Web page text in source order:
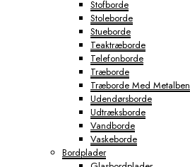
Stofborde
Stoleborde
Stueborde
Teaktræborde
Telefonborde
Træborde
Træborde Med Metalben
Udendørsborde
Udtræksborde
Vandborde
Vaskeborde
Bordplader